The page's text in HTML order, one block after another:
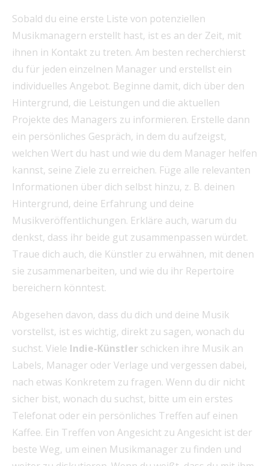
Sobald du eine erste Liste von potenziellen
Musikmanagern erstellt hast, ist es an der Zeit, mit
ihnen in Kontakt zu treten. Am besten recherchierst
du für jeden einzelnen Manager und erstellst ein
individuelles Angebot. Beginne damit, dich über den
Hintergrund, die Leistungen und die aktuellen
Projekte des Managers zu informieren. Erstelle dann
ein persönliches Gespräch, in dem du aufzeigst,
welchen Wert du hast und wie du dem Manager helfen
kannst, seine Ziele zu erreichen. Füge alle relevanten
Informationen über dich selbst hinzu, z. B. deinen
Hintergrund, deine Erfahrung und deine
Musikveröffentlichungen. Erkläre auch, warum du
denkst, dass ihr beide gut zusammenpassen würdet.
Traue dich auch, die Künstler zu erwähnen, mit denen
sie zusammenarbeiten, und wie du ihr Repertoire
bereichern könntest.
Abgesehen davon, dass du dich und deine Musik
vorstellst, ist es wichtig, direkt zu sagen, wonach du
suchst. Viele Indie-Künstler schicken ihre Musik an
Labels, Manager oder Verlage und vergessen dabei,
nach etwas Konkretem zu fragen. Wenn du dir nicht
sicher bist, wonach du suchst, bitte um ein erstes
Telefonat oder ein persönliches Treffen auf einen
Kaffee. Ein Treffen von Angesicht zu Angesicht ist der
beste Weg, um einen Musikmanager zu finden und